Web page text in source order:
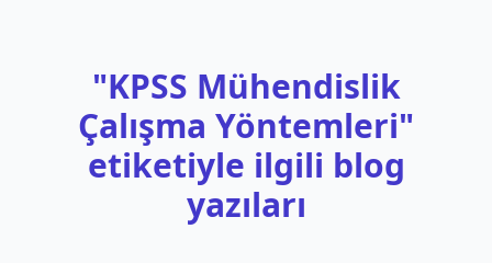
"KPSS Mühendislik
Çalışma Yöntemleri"
etiketiyle ilgili blog
yazıları